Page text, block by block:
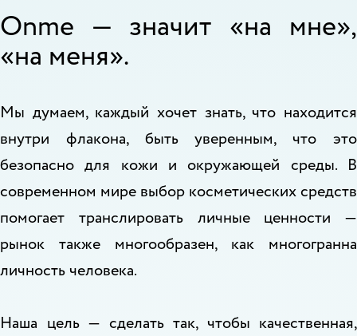
Onme — значит «на мне»,
«на меня».
Мы думаем, каждый хочет знать, что находится
внутри флакона, быть уверенным, что это
безопасно для кожи и окружающей среды. В
современном мире выбор косметических средств
помогает транслировать личные ценности —
рынок также многообразен, как многогранна
личность человека.
Наша цель — сделать так, чтобы качественная,